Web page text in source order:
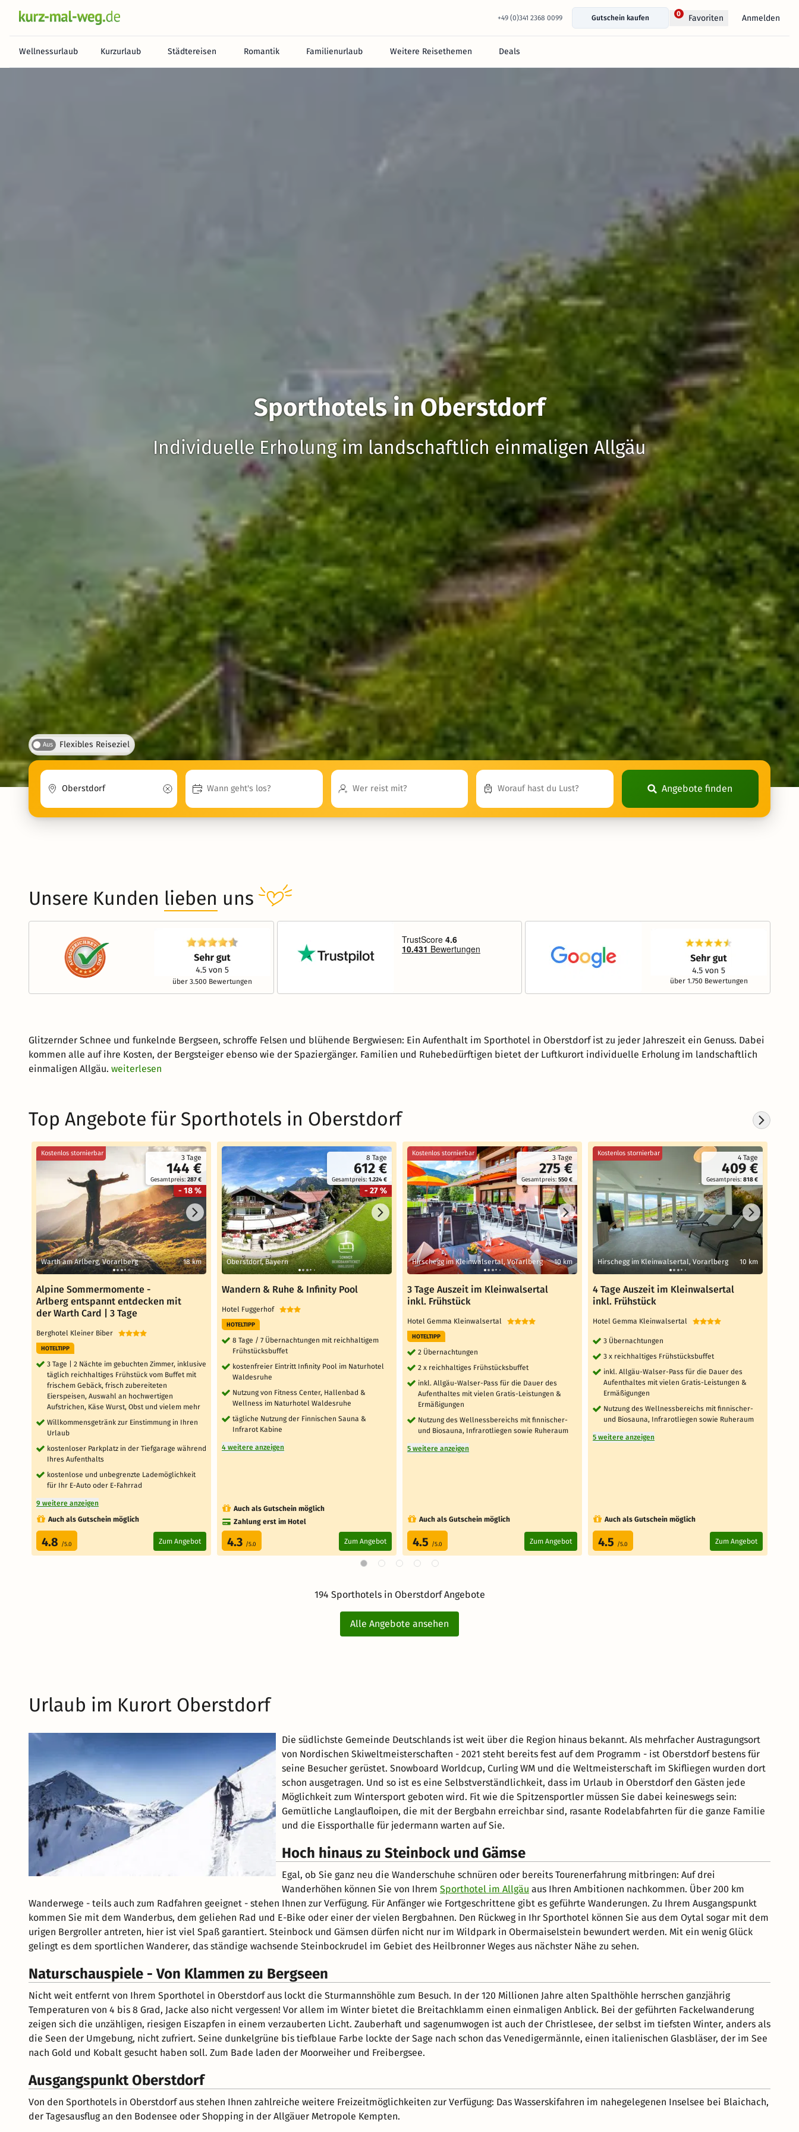
+49 (0)341 2368 0099 Gutschein kaufen
0 Favoriten Anmelden
Wellnessurlaub Kurzurlaub Städtereisen Romantik Familienurlaub Weitere Reisethemen Deals
Sporthotels in Oberstdorf
Individuelle Erholung im landschaftlich einmaligen Allgäu
Aus Flexibles Reiseziel
Angebote finden
Unsere Kunden lieben uns
über 3.500 Bewertungen über 1.750 Bewertungen
Glitzernder Schnee und funkelnde Bergseen, schroffe Felsen und blühende Bergwiesen: Ein Aufenthalt im Sporthotel in Oberstdorf ist zu jeder Jahreszeit ein Genuss. Dabei
kommen alle auf ihre Kosten, der Bergsteiger ebenso wie der Spaziergänger. Familien und Ruhebedürftigen bietet der Luftkurort individuelle Erholung im landschaftlich
einmaligen Allgäu. weiterlesen
Top Angebote für Sporthotels in Oberstdorf
3 Tage
144 €
Gesamtpreis: 287 €
- 18 %
Kostenlos stornierbar
Warth am Arlberg, Vorarlberg 18 km
Alpine Sommermomente -
Arlberg entspannt entdecken mit
der Warth Card | 3 Tage
Berghotel Kleiner Biber
HOTELTIPP
3 Tage | 2 Nächte im gebuchten Zimmer, inklusive
täglich reichhaltiges Frühstück vom Buffet mit
frischem Gebäck, frisch zubereiteten
Eierspeisen, Auswahl an hochwertigen
Aufstrichen, Käse Wurst, Obst und vielem mehr
Willkommensgetränk zur Einstimmung in Ihren
Urlaub
kostenloser Parkplatz in der Tiefgarage während
Ihres Aufenthalts
kostenlose und unbegrenzte Lademöglichkeit
für Ihr E-Auto oder E-Fahrrad
9 weitere anzeigen
Auch als Gutschein möglich
4.8 /5.0 Zum Angebot
8 Tage
612 €
Gesamtpreis: 1.224 €
- 27 %
Oberstdorf, Bayern
Wandern & Ruhe & Infinity Pool
Hotel Fuggerhof
HOTELTIPP
8 Tage / 7 Übernachtungen mit reichhaltigem
Frühstücksbuffet
kostenfreier Eintritt Infinity Pool im Naturhotel
Waldesruhe
Nutzung von Fitness Center, Hallenbad &
Wellness im Naturhotel Waldesruhe
tägliche Nutzung der Finnischen Sauna &
Infrarot Kabine
4 weitere anzeigen
Auch als Gutschein möglich
Zahlung erst im Hotel
4.3 /5.0 Zum Angebot
3 Tage
275 €
Gesamtpreis: 550 €
Kostenlos stornierbar
Hirschegg im Kleinwalsertal, Vorarlberg 10 km
3 Tage Auszeit im Kleinwalsertal
inkl. Frühstück
Hotel Gemma Kleinwalsertal
HOTELTIPP
2 Übernachtungen
2 x reichhaltiges Frühstücksbuffet
inkl. Allgäu-Walser-Pass für die Dauer des
Aufenthaltes mit vielen Gratis-Leistungen &
Ermäßigungen
Nutzung des Wellnessbereichs mit finnischer-
und Biosauna, Infrarotliegen sowie Ruheraum
5 weitere anzeigen
Auch als Gutschein möglich
4.5 /5.0 Zum Angebot
4 Tage
409 €
Gesamtpreis: 818 €
Kostenlos stornierbar
Hirschegg im Kleinwalsertal, Vorarlberg 10 km
4 Tage Auszeit im Kleinwalsertal
inkl. Frühstück
Hotel Gemma Kleinwalsertal
3 Übernachtungen
3 x reichhaltiges Frühstücksbuffet
inkl. Allgäu-Walser-Pass für die Dauer des
Aufenthaltes mit vielen Gratis-Leistungen &
Ermäßigungen
Nutzung des Wellnessbereichs mit finnischer-
und Biosauna, Infrarotliegen sowie Ruheraum
5 weitere anzeigen
Auch als Gutschein möglich
4.5 /5.0 Zum Angebot
194 Sporthotels in Oberstdorf Angebote
Alle Angebote ansehen
Urlaub im Kurort Oberstdorf
Die südlichste Gemeinde Deutschlands ist weit über die Region hinaus bekannt. Als mehrfacher Austragungsort
von Nordischen Skiweltmeisterschaften - 2021 steht bereits fest auf dem Programm - ist Oberstdorf bestens für
seine Besucher gerüstet. Snowboard Worldcup, Curling WM und die Weltmeisterschaft im Skifliegen wurden dort
schon ausgetragen. Und so ist es eine Selbstverständlichkeit, dass im Urlaub in Oberstdorf den Gästen jede
Möglichkeit zum Wintersport geboten wird. Fit wie die Spitzensportler müssen Sie dabei keineswegs sein:
Gemütliche Langlaufloipen, die mit der Bergbahn erreichbar sind, rasante Rodelabfahrten für die ganze Familie
und die Eissporthalle für jedermann warten auf Sie.
Hoch hinaus zu Steinbock und Gämse
Egal, ob Sie ganz neu die Wanderschuhe schnüren oder bereits Tourenerfahrung mitbringen: Auf drei
Wanderhöhen können Sie von Ihrem Sporthotel im Allgäu aus Ihren Ambitionen nachkommen. Über 200 km
Wanderwege - teils auch zum Radfahren geeignet - stehen Ihnen zur Verfügung. Für Anfänger wie Fortgeschrittene gibt es geführte Wanderungen. Zu Ihrem Ausgangspunkt
kommen Sie mit dem Wanderbus, dem geliehen Rad und E-Bike oder einer der vielen Bergbahnen. Den Rückweg in Ihr Sporthotel können Sie aus dem Oytal sogar mit dem
urigen Bergroller antreten, hier ist viel Spaß garantiert. Steinbock und Gämsen dürfen nicht nur im Wildpark in Obermaiselstein bewundert werden. Mit ein wenig Glück
gelingt es dem sportlichen Wanderer, das ständige wachsende Steinbockrudel im Gebiet des Heilbronner Weges aus nächster Nähe zu sehen.
Naturschauspiele - Von Klammen zu Bergseen
Nicht weit entfernt von Ihrem Sporthotel in Oberstdorf aus lockt die Sturmannshöhle zum Besuch. In der 120 Millionen Jahre alten Spalthöhle herrschen ganzjährig
Temperaturen von 4 bis 8 Grad, Jacke also nicht vergessen! Vor allem im Winter bietet die Breitachklamm einen einmaligen Anblick. Bei der geführten Fackelwanderung
zeigen sich die unzähligen, riesigen Eiszapfen in einem verzauberten Licht. Zauberhaft und sagenumwogen ist auch der Christlesee, der selbst im tiefsten Winter, anders als
die Seen der Umgebung, nicht zufriert. Seine dunkelgrüne bis tiefblaue Farbe lockte der Sage nach schon das Venedigermännle, einen italienischen Glasbläser, der im See
nach Gold und Kobalt gesucht haben soll. Zum Bade laden der Moorweiher und Freibergsee.
Ausgangspunkt Oberstdorf
Von den Sporthotels in Oberstdorf aus stehen Ihnen zahlreiche weitere Freizeitmöglichkeiten zur Verfügung: Das Wasserskifahren im nahegelegenen Inselsee bei Blaichach,
der Tagesausflug an den Bodensee oder Shopping in der Allgäuer Metropole Kempten.